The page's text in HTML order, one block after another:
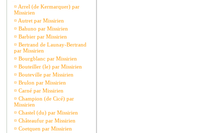
¤ Arrel (de Kermarquer) par
Missirien
¤ Autret par Missirien
¤ Bahuno par Missirien
¤ Barbier par Missirien
¤ Bertrand de Launay-Bertrand
par Missirien
¤ Bourgblanc par Missirien
¤ Bouteiller (le) par Missirien
¤ Bouteville par Missirien
¤ Brulon par Missirien
¤ Carné par Missirien
¤ Champion (de Cicé) par
Missirien
¤ Chastel (du) par Missirien
¤ Châteaufur par Missirien
¤ Coetquen par Missirien